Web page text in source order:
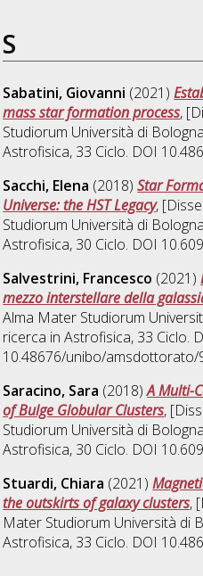
S
Sabatini, Giovanni (2021)
mass star formation process,
Studiorum Università di
Astrofisica, 33 Ciclo. DOI
Sacchi, Elena (2018)Star
Universe: the HST Legacy,
Studiorum Università di
Astrofisica, 30 Ciclo. DOI
Salvestrini, Francesco (2021)
mezzo interstellare della
Alma Mater Studiorum
ricerca inAstrofisica, 33 Ciclo.
10.48676/unibo/amsdottorato/
Saracino, Sara (2018)A Multi-
of Bulge Globular Clusters,
Studiorum Università di
Astrofisica, 30 Ciclo. DOI
Stuardi, Chiara (2021)
the outskirts of galaxy clusters,
Mater Studiorum Università di
Astrofisica, 33 Ciclo. DOI